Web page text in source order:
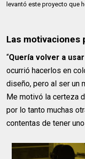
levantó este proyecto que
Las motivaciones
“Quería volver a
ocurrió hacerlos en
diseño, pero al ser un
Me motivó la certeza
por lo tanto muchas
contentas de tener